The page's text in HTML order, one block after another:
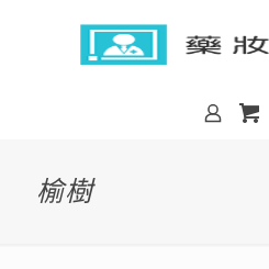
榆樹